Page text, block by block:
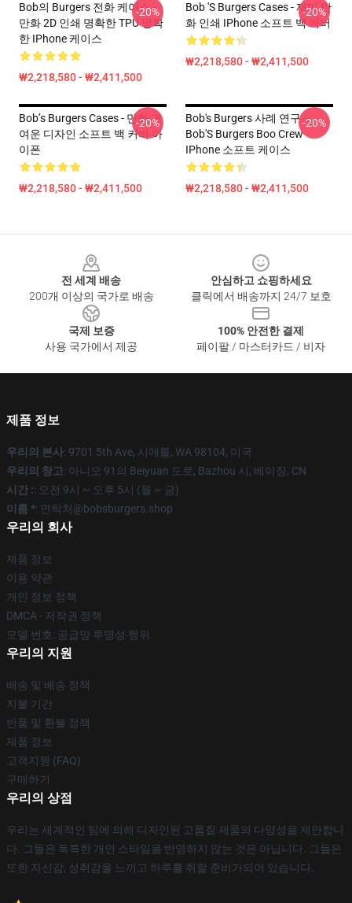
Bob의 Burgers 전화 케이스 -
만화 2D 인쇄 명확한 TPU 명확
한 IPhone 케이스
₩2,218,580 - ₩2,411,500
-20%
Bob 's Burgers Cases - 재미 만
화 인쇄 IPhone 소프트 백 커버
₩2,218,580 - ₩2,411,500
-20%
Bob’s Burgers Cases - 만화 귀
여운 디자인 소프트 백 커버 아
이폰
₩2,218,580 - ₩2,411,500
-20%
Bob's Burgers 사례 연구 -
Bob'S Burgers Boo Crew
IPhone 소프트 케이스
₩2,218,580 - ₩2,411,500
-20%
전 세계 배송
200개 이상의 국가로 배송
안심하고 쇼핑하세요
클릭에서 배송까지 24/7 보호
국제 보증
사용 국가에서 제공
100% 안전한 결제
페이팔 / 마스터카드 / 비자
제품 정보
우리의 본사: 9701 5th Ave, 시애틀, WA 98104, 미국
우리의 창고: 아니오 91의 Beiyuan 도로, Bazhou 시, 베이징, CN
시간 :: 오전 9시 ~ 오후 5시 (월 ~ 금)
이름 *: 연락처@bobsburgers.shop
우리의 회사
제품 정보
이용 약관
개인 정보 정책
DMCA - 저작권 정책
모델 번호: 공급망 투명성 행위
우리의 지원
배송 및 배송 정책
지불 기간
반품 및 환불 정책
제품 정보
고객지원 (FAQ)
구매하기
우리의 상점
우리는 세계적인 팀에 의해 디자인된 고품질 제품의 다양성을 제안합니
다. 그들은 독특한 개인 스타일을 반영하지 않는 것은 아닙니다. 그들은
또한 자신감, 성취감을 느끼고 하루를 취할 준비가되어 있습니다.